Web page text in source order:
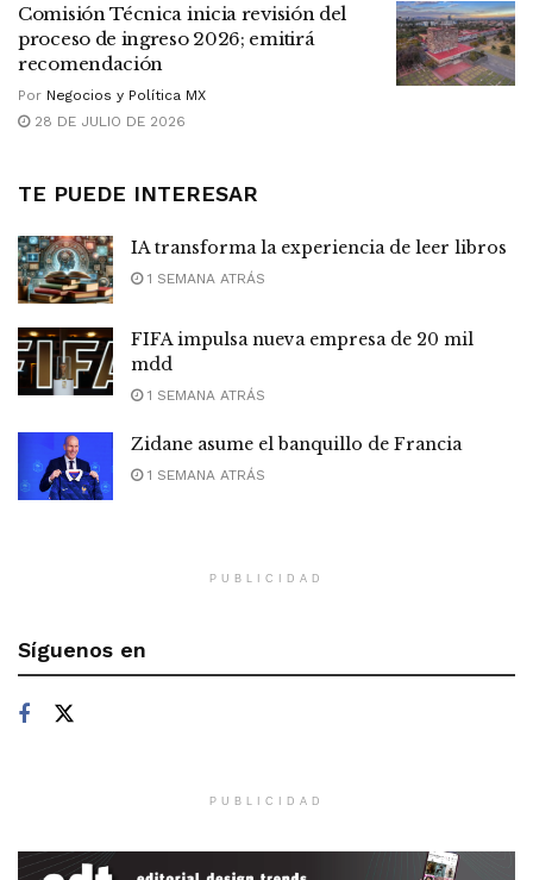
Comisión Técnica inicia revisión del
proceso de ingreso 2026; emitirá
recomendación
Por Negocios y Política MX
28 DE JULIO DE 2026
TE PUEDE INTERESAR
IA transforma la experiencia de leer libros
1 SEMANA ATRÁS
FIFA impulsa nueva empresa de 20 mil
mdd
1 SEMANA ATRÁS
Zidane asume el banquillo de Francia
1 SEMANA ATRÁS
PUBLICIDAD
Síguenos en
PUBLICIDAD